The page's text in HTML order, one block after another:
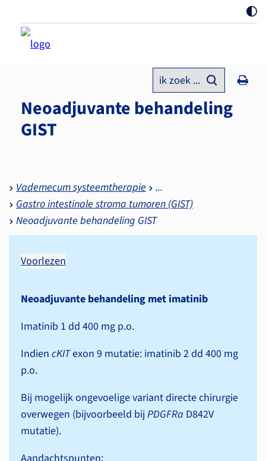
ik zoek ...
Neoadjuvante behandeling
GIST
Vademecum systeemtherapie
Gastro intestinale stroma tumoren (GIST)
Neoadjuvante behandeling GIST
Voorlezen
Neoadjuvante behandeling met imatinib
Imatinib 1 dd 400 mg p.o.
Indien cKITexon 9 mutatie: imatinib 2 dd 400 mg
p.o.
Bij mogelijk ongevoelige variant directe chirurgie
overwegen (bijvoorbeeld bijPDGFRa D842V
mutatie).